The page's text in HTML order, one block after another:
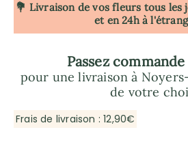
💐 Livraison de vos fleurs tous les
et en 24h à
Passez
pour une livraison à
de votre
Frais de livraison : 12,90€